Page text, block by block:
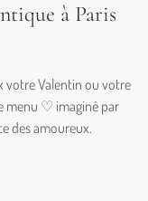
à Paris
votre Valentin ou votre
menu ♡ imaginé par
des amoureux.